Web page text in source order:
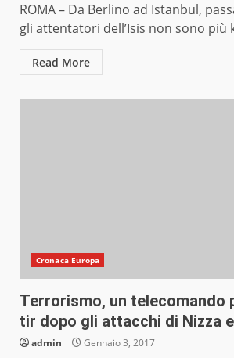
ROMA – Da Berlino ad Istanbul,
gli attentatori dell’Isis non sono più
Read More
Cronaca Europa
Terrorismo, un telecomando
tir dopo gli attacchi di Nizza
admin Gennaio 3, 2017